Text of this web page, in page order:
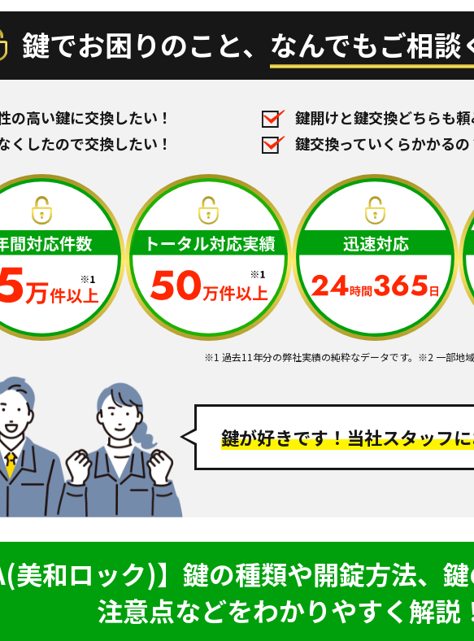
鍵でお困りのこと、 なんでもご相談
の高い鍵に交換したい！
鍵開けと鍵交換どちらも
くしたので交換したい！
鍵交換っていくらかかるの
※1 過去11年分の弊社実績の純粋なデータです。 ※2 一部地
鍵が好きです！当社スタッフ
美和ロック)】鍵の種類や開錠方法、
注意点などをわかりやすく解説